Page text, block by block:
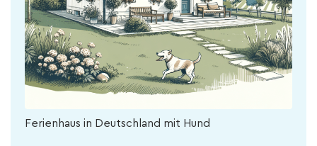
Ferienhaus in Deutschland mit Hund